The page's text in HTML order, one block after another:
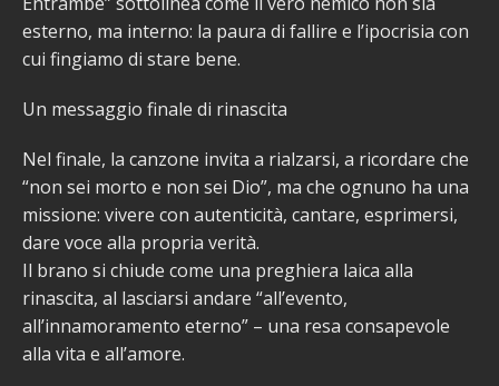
esterno, ma interno: la paura di fallire e l’ipocrisia con
cui fingiamo di stare bene.
Un messaggio finale di rinascita
Nel finale, la canzone invita a rialzarsi, a ricordare che
“non sei morto e non sei Dio”, ma che ognuno ha una
missione: vivere con autenticità, cantare, esprimersi,
dare voce alla propria verità.
Il brano si chiude come una preghiera laica alla
rinascita, al lasciarsi andare “all’evento,
all’innamoramento eterno” – una resa consapevole
alla vita e all’amore.